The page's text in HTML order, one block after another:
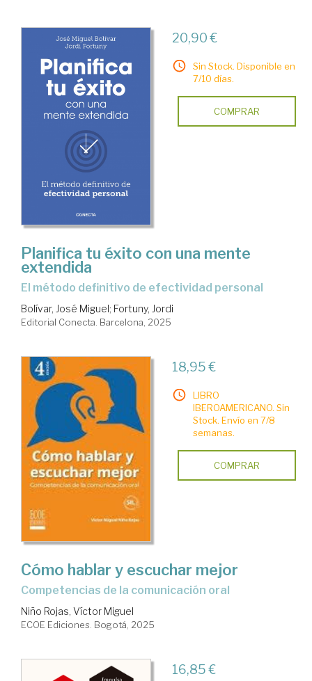
20,90 €
Sin Stock. Disponible en
7/10 días.
COMPRAR
Planifica tu éxito con una mente
extendida
El método definitivo de efectividad personal
Bolívar, José Miguel; Fortuny, Jordi
Editorial Conecta. Barcelona, 2025
18,95 €
LIBRO
IBEROAMERICANO. Sin
Stock. Envío en 7/8
semanas.
COMPRAR
Cómo hablar y escuchar mejor
competencias de la comunicación oral
Niño Rojas, Víctor Miguel
ECOE Ediciones. Bogotá, 2025
16,85 €